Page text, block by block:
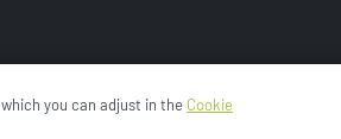
Settings Nutzungsbedingungen
which you can adjust in the Cookie